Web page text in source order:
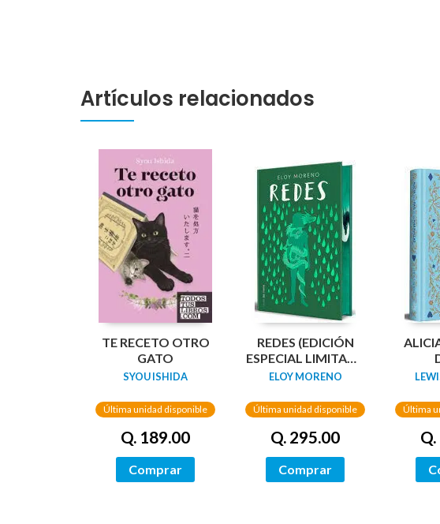
Artículos relacionados
TE RECETO OTRO
GATO
SYOU ISHIDA
Última unidad disponible
Q. 189.00
Comprar
REDES (EDICIÓN
ESPECIAL LIMITADA
GUARDAS
NETWORKS
ELOY MORENO
Última unidad disponible
Q. 295.00
Comprar
Última